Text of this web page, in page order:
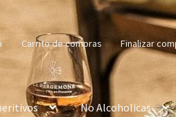
Carrito de compras Finalizar
No Alcoholicas